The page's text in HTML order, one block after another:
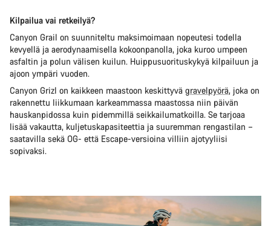
Kilpailua vai retkeilyä?
Canyon Grail on suunniteltu maksimoimaan nopeutesi todella
kevyellä ja aerodynaamisella kokoonpanolla, joka kuroo umpeen
asfaltin ja polun välisen kuilun. Huippusuorituskykyä kilpailuun ja
ajoon ympäri vuoden.
Canyon Grizl on kaikkeen maastoon keskittyvä gravelpyörä, joka on
rakennettu liikkumaan karkeammassa maastossa niin päivän
hauskanpidossa kuin pidemmillä seikkailumatkoilla. Se tarjoaa
lisää vakautta, kuljetuskapasiteettia ja suuremman rengastilan –
saatavilla sekä OG- että Escape-versioina villiin ajotyyliisi
sopivaksi.